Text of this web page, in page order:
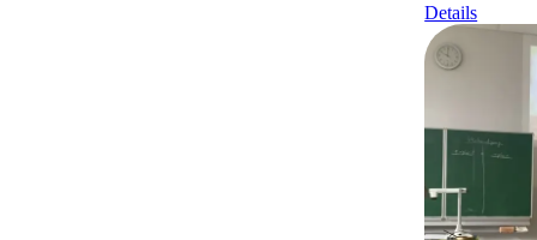
Details